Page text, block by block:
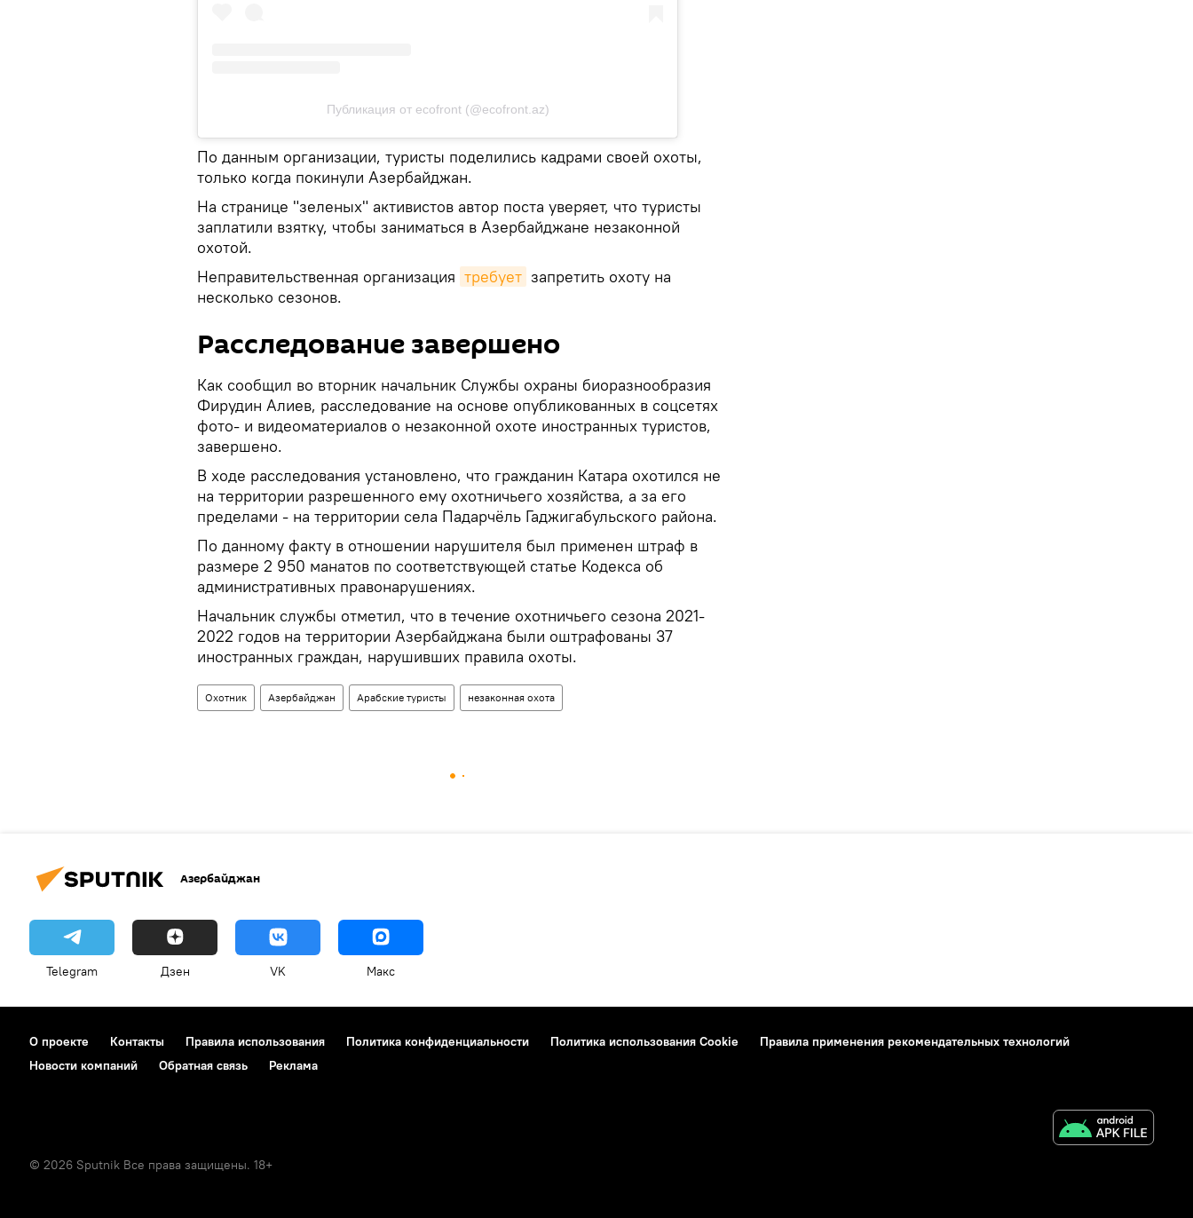
Публикация от ecofront (@ecofront.az)
По данным организации, туристы поделились кадрами своей охоты,
только когда покинули Азербайджан.
На странице "зеленых" активистов автор поста уверяет, что туристы
заплатили взятку, чтобы заниматься в Азербайджане незаконной
охотой.
Неправительственная организация требует запретить охоту на
несколько сезонов.
Расследование завершено
Как сообщил во вторник начальник Службы охраны биоразнообразия
Фирудин Алиев, расследование на основе опубликованных в соцсетях
фото- и видеоматериалов о незаконной охоте иностранных туристов,
завершено.
В ходе расследования установлено, что гражданин Катара охотился не
на территории разрешенного ему охотничьего хозяйства, а за его
пределами - на территории села Падарчёль Гаджигабульского района.
По данному факту в отношении нарушителя был применен штраф в
размере 2 950 манатов по соответствующей статье Кодекса об
административных правонарушениях.
Начальник службы отметил, что в течение охотничьего сезона 2021-
2022 годов на территории Азербайджана были оштрафованы 37
иностранных граждан, нарушивших правила охоты.
Охотник Азербайджан Арабские туристы незаконная охота
Азербайджан
Telegram Дзен VK Макс
О проекте Контакты Правила использования Политика конфиденциальности Политика использования Cookie
Правила применения рекомендательных технологий
Новости компаний
Обратная связь Реклама
© 2026 Sputnik Все права защищены. 18+